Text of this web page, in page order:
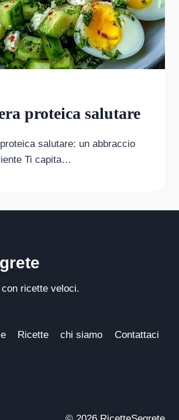
proteica salutare
salutare: un abbraccio
Ti capita…
ricette veloci.
Ricette chi siamo Contattaci